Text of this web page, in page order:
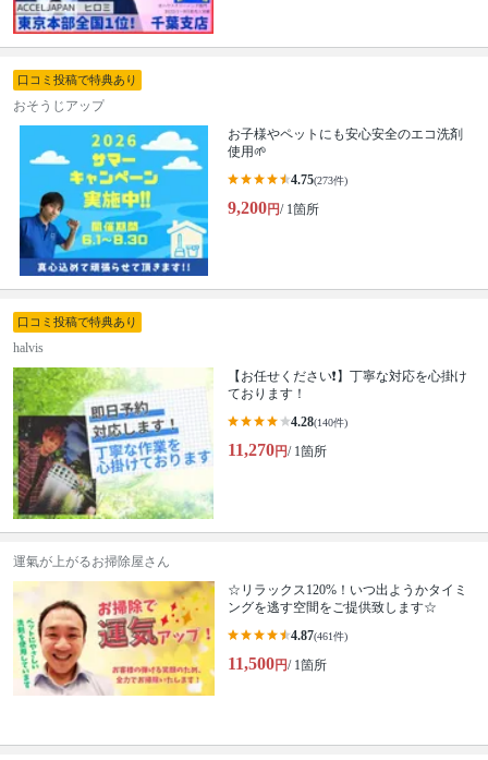
口コミ投稿で特典あり
おそうじアップ
お子様やペットにも安心安全のエコ洗剤
使用🌱
4.75(273件)
9,200円/ 1箇所
口コミ投稿で特典あり
halvis
【お任せください❗️】丁寧な対応を心掛け
ております！
4.28(140件)
11,270円/ 1箇所
運氣が上がるお掃除屋さん
☆リラックス120%！いつ出ようかタイミ
ングを逃す空間をご提供致します☆
4.87(461件)
11,500円/ 1箇所